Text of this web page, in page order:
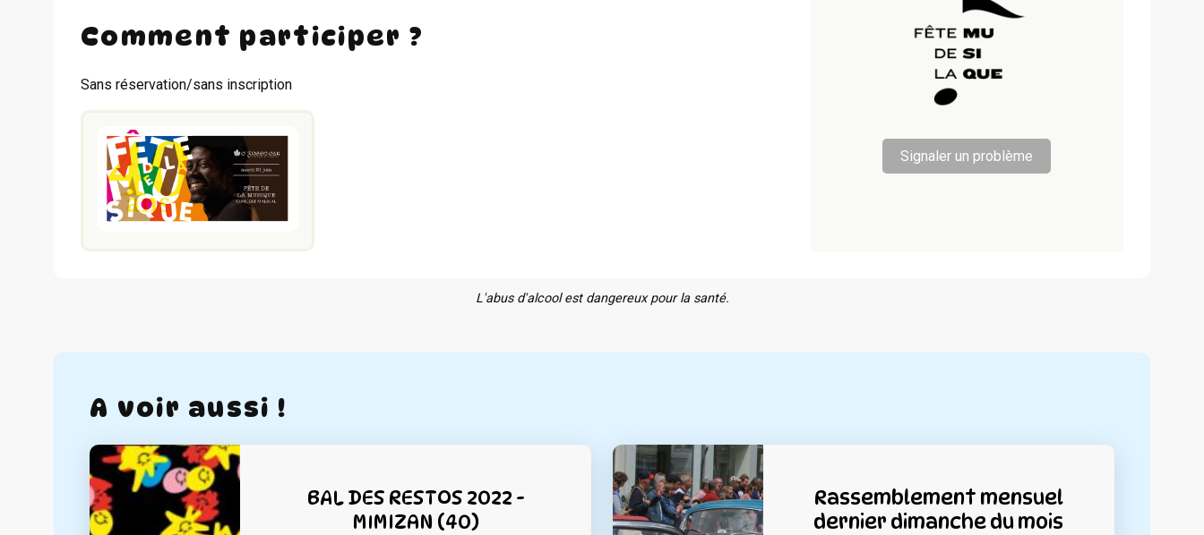
Comment participer ?
Sans réservation/sans inscription
Signaler un problème
L'abus d'alcool est dangereux pour la santé.
A voir aussi !
BAL DES RESTOS 2022 -
MIMIZAN (40)
Rassemblement mensuel
dernier dimanche du mois